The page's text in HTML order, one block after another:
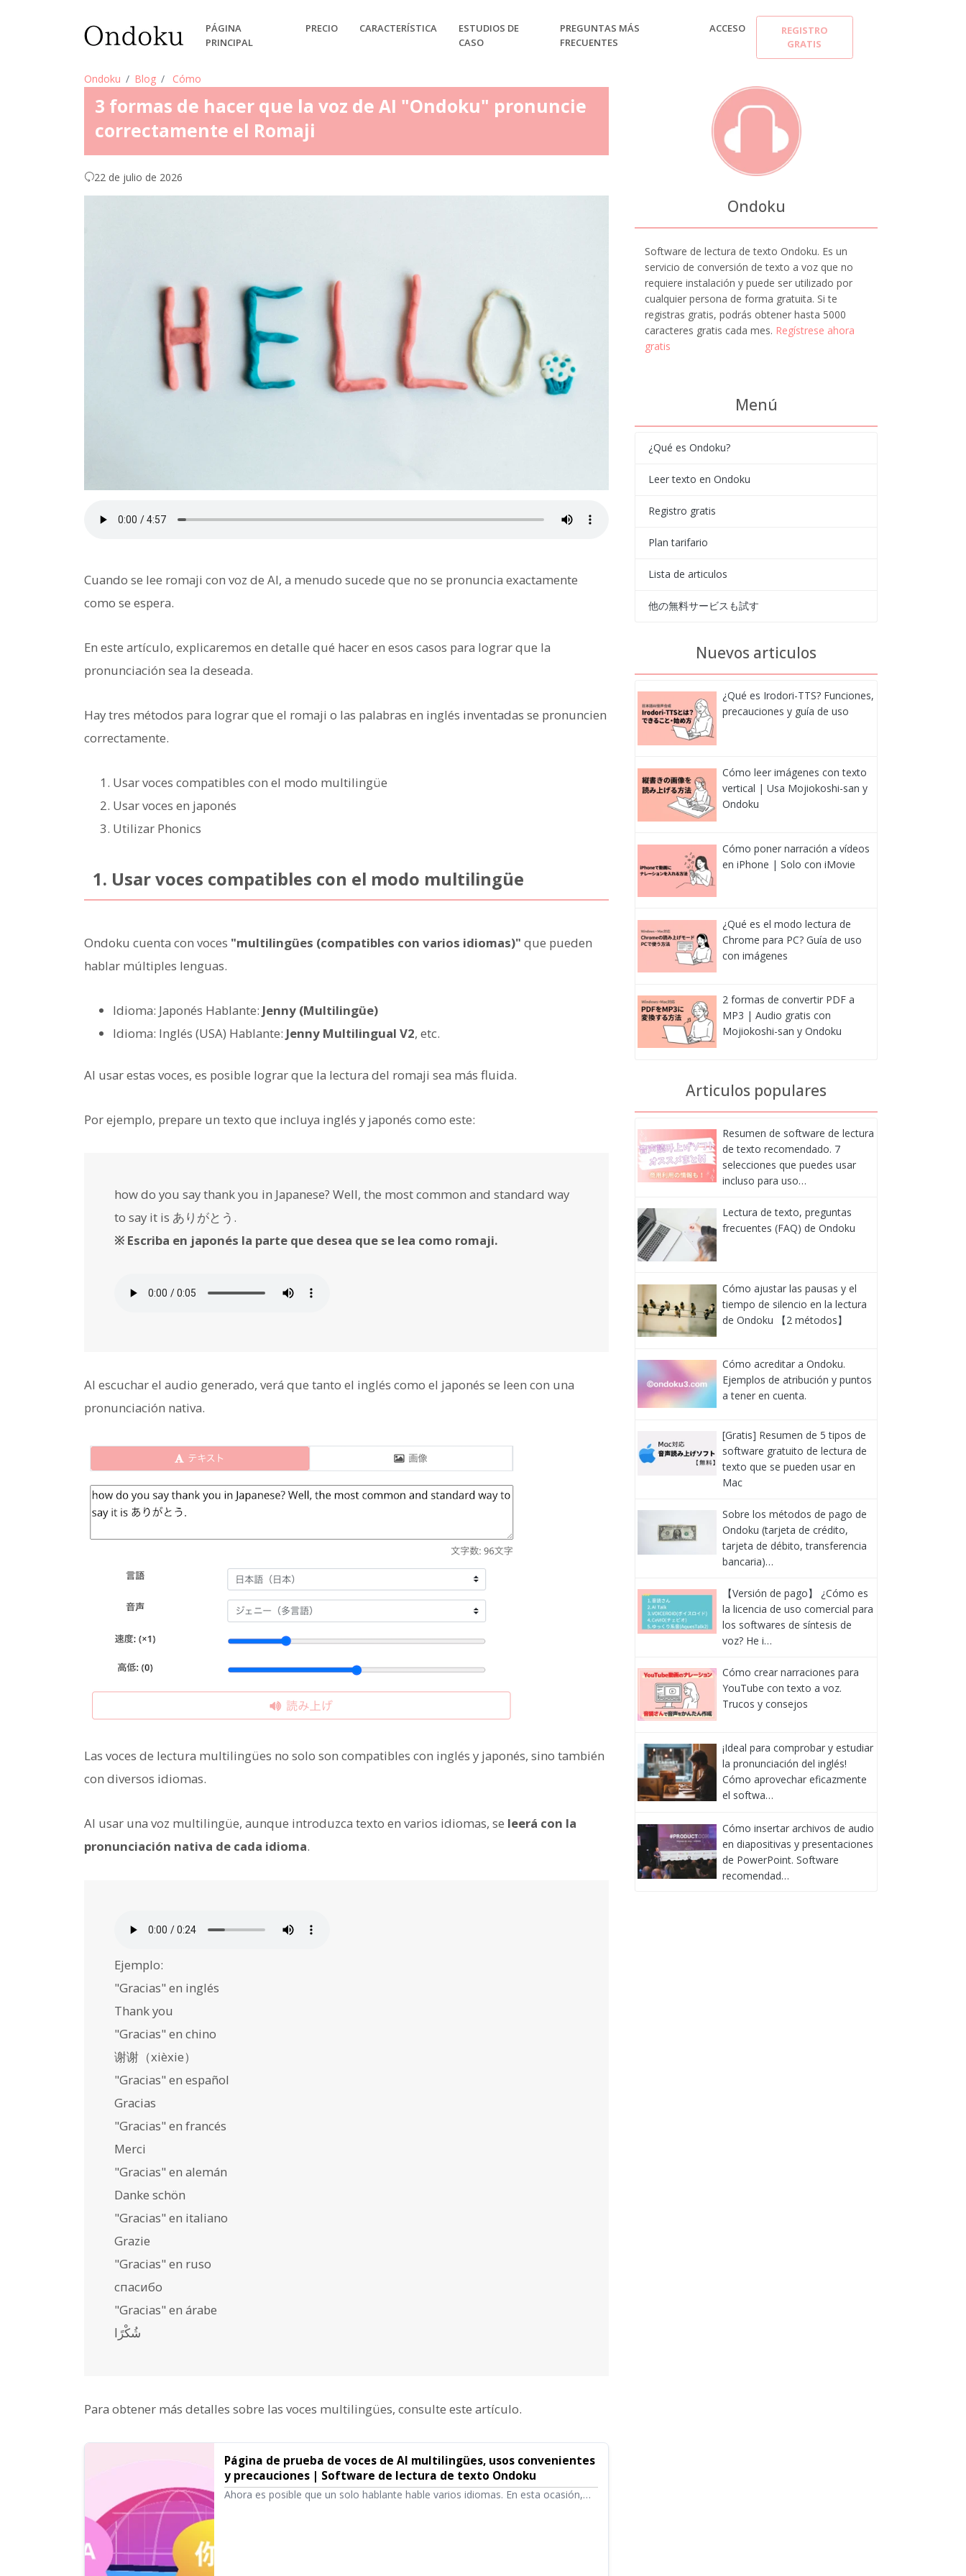
PÁGINA
PRINCIPAL
PRECIO CARACTERÍSTICA
ESTUDIOS DE
CASO
PREGUNTAS MÁS
FRECUENTES
ACCESO
REGISTRO
GRATIS
Ondoku Blog Cómo
3 formas de hacer que la voz de AI "Ondoku" pronuncie
correctamente el Romaji
22 de julio de 2026
Cuando se lee romaji con voz de AI, a menudo sucede que no se pronuncia exactamente
como se espera.
En este artículo, explicaremos en detalle qué hacer en esos casos para lograr que la
pronunciación sea la deseada.
Hay tres métodos para lograr que el romaji o las palabras en inglés inventadas se pronuncien
correctamente.
Usar voces compatibles con el modo multilingüe
Usar voces en japonés
Utilizar Phonics
1. Usar voces compatibles con el modo multilingüe
Ondoku cuenta con voces "multilingües (compatibles con varios idiomas)" que pueden
hablar múltiples lenguas.
Idioma: Japonés Hablante: Jenny (Multilingüe)
Idioma: Inglés (USA) Hablante: Jenny Multilingual V2, etc.
Al usar estas voces, es posible lograr que la lectura del romaji sea más fluida.
Por ejemplo, prepare un texto que incluya inglés y japonés como este:
how do you say thank you in Japanese? Well, the most common and standard way
to say it is ありがとう.
※ Escriba en japonés la parte que desea que se lea como romaji.
Al escuchar el audio generado, verá que tanto el inglés como el japonés se leen con una
pronunciación nativa.
Las voces de lectura multilingües no solo son compatibles con inglés y japonés, sino también
con diversos idiomas.
Al usar una voz multilingüe, aunque introduzca texto en varios idiomas, se leerá con la
pronunciación nativa de cada idioma.
Ejemplo:
"Gracias" en inglés
Thank you
"Gracias" en chino
谢谢（xièxie）
"Gracias" en español
Gracias
"Gracias" en francés
Merci
"Gracias" en alemán
Danke schön
"Gracias" en italiano
Grazie
"Gracias" en ruso
спасибо
"Gracias" en árabe
شُكْرًا
Para obtener más detalles sobre las voces multilingües, consulte este artículo.
Página de prueba de voces de AI multilingües, usos convenientes
y precauciones | Software de lectura de texto Ondoku
Ahora es posible que un solo hablante hable varios idiomas. En esta ocasión,
Ondoku
Software de lectura de texto Ondoku. Es un
servicio de conversión de texto a voz que no
requiere instalación y puede ser utilizado por
cualquier persona de forma gratuita. Si te
registras gratis, podrás obtener hasta 5000
caracteres gratis cada mes. Regístrese ahora
gratis
Menú
¿Qué es Ondoku?
Leer texto en Ondoku
Registro gratis
Plan tarifario
Lista de articulos
他の無料サービスも試す
Nuevos articulos
¿Qué es Irodori-TTS? Funciones,
precauciones y guía de uso
Cómo leer imágenes con texto
vertical | Usa Mojiokoshi-san y
Ondoku
Cómo poner narración a vídeos
en iPhone | Solo con iMovie
¿Qué es el modo lectura de
Chrome para PC? Guía de uso
con imágenes
2 formas de convertir PDF a
MP3 | Audio gratis con
Mojiokoshi-san y Ondoku
Articulos populares
Resumen de software de lectura
de texto recomendado. 7
selecciones que puedes usar
incluso para uso…
Lectura de texto, preguntas
frecuentes (FAQ) de Ondoku
Cómo ajustar las pausas y el
tiempo de silencio en la lectura
de Ondoku 【2 métodos】
Cómo acreditar a Ondoku.
Ejemplos de atribución y puntos
a tener en cuenta.
[Gratis] Resumen de 5 tipos de
software gratuito de lectura de
texto que se pueden usar en
Mac
Sobre los métodos de pago de
Ondoku (tarjeta de crédito,
tarjeta de débito, transferencia
bancaria)…
【Versión de pago】 ¿Cómo es
la licencia de uso comercial para
los softwares de síntesis de
voz? He i…
Cómo crear narraciones para
YouTube con texto a voz.
Trucos y consejos
¡Ideal para comprobar y estudiar
la pronunciación del inglés!
Cómo aprovechar eficazmente
el softwa…
Cómo insertar archivos de audio
en diapositivas y presentaciones
de PowerPoint. Software
recomendad…